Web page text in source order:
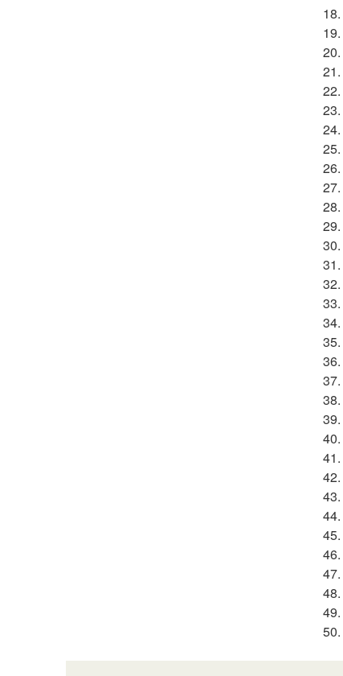
18.
19.
20.
21.
22.
23.
24.
25.
26.
27.
28.
29.
30.
31.
32.
33.
34.
35.
36.
37.
38.
39.
40.
41.
42.
43.
44.
45.
46.
47.
48.
49.
50.